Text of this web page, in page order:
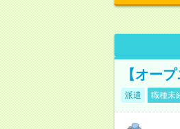
【オー
派遣 職種未